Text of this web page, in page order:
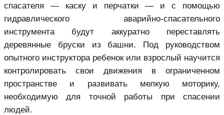
спасателя — каску и перчатки — и с помощью
гидравлического аварийно-спасательного
инструмента будут аккуратно переставлять
деревянные бруски из башни. Под руководством
опытного инструктора ребенок или взрослый научится
контролировать свои движения в ограниченном
пространстве и развивать мелкую моторику,
необходимую для точной работы при спасении
людей.